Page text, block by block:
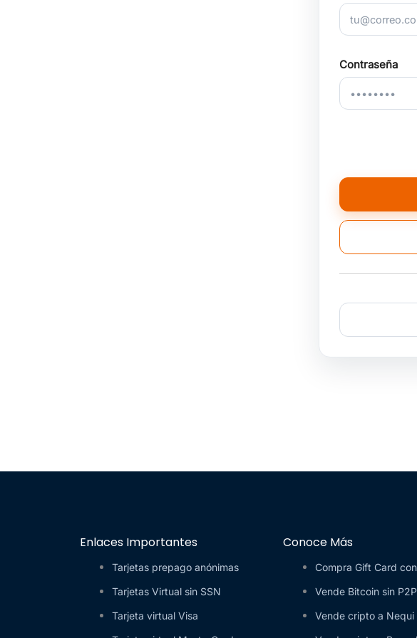
Contraseña
Enlaces Importantes
Tarjetas prepago anónimas
Tarjetas Virtual sin SSN
Tarjeta virtual Visa
Conoce Más
Compra Gift Card
Vende Bitcoin sin
Vende cripto a Nequi